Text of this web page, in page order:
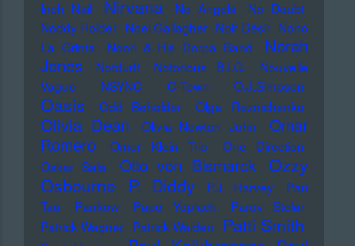
Inch Nail Nirvana No Angels
No Doubt
Noddy Holder Noel Gallagher Noir Désir Nono
La Grinta
Noori & His Dorpa Band
Norah
Jones
Notdurft Notorious B.I.G.
Nouvelle
Vague
NSYNC O-Town O.J.Simpson
Oasis Odd Beholder Olga Reznichenko
Olivia Dean Olivia Newton John
Omar
Romero
Omer Klein Trio
One Direction
Oskar Sala
Otto von Bismarck Ozzy
Osbourne
P. Diddy P.J. Harvey
Pan
Tau
Pankow Papo Yoplack
Parov Stelar
Patrick Wagner Patrick Walden Patti Smith